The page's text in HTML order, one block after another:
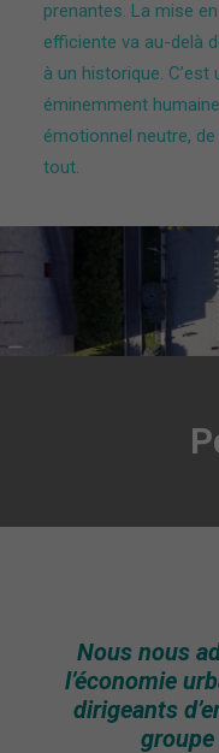
prenantes. La mise
efficiente va au-delà
à un historique.
éminemment
émotionnel neutre,
tout.
Nous nous
l’économie
dirigeants